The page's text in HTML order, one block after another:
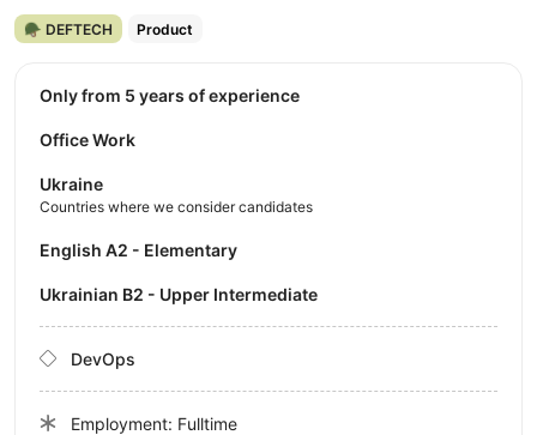
🪖 DEFTECH Product
Only from 5 years of experience
Office Work
Ukraine
Countries where we consider candidates
English A2 - Elementary
Ukrainian B2 - Upper Intermediate
DevOps
Employment: Fulltime